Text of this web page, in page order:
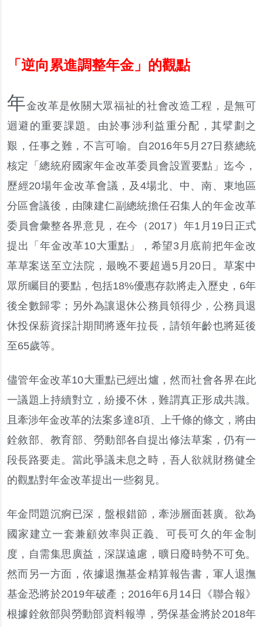
「逆向累進調整年金」的觀點
年金改革是攸關大眾福祉的社會改造工程 ， 是無可
迴避的重要課題 。 由於事涉利益重分配 ，其擘劃之
艱 ，任事之難 ，不言可喻。 自 2016年5月 27 日蔡總統
核定
「總統府國家年金改革委員會設置要點 」迄今 ，
歷經20場年金改革會議 ， 及 4場北、 中 、南、 東地區
分區會議後 ， 由陳建仁副總統擔任召集人的年金改革
委員會彙整各界意見 ， 在今 （ 2017 ） 年1 月 19 日正式
提出 「年金改革10大重點 」， 希望3月底前把年金改
革草案送至立法院 ， 最晚不要超過 5月 20 日 。 草案中
眾所矚目的要點 ， 包括18%優惠存款將走入歷史 ， 6年
後全數歸零 ； 另外為讓退休公務員領得少 ， 公務員退
休投保薪資採計期間將逐年拉長 ， 請領年齡也將延後
至65歲等。
儘管年金改革10大重點已經出爐，然而社會各界在此
一議題上持續對立，紛擾不休，難謂真正形成共識。
且牽涉年金改革的法案多達8項、上千條的條文，將由
銓敘部、教育部、勞動部各自提出修法草案，仍有一
段長路要走。當此爭議未息之時，吾人欲就財務健全
的觀點對年金改革提出一些芻見。
年金問題沉痾已深，盤根錯節，牽涉層面甚廣。欲為
國家建立一套兼顧效率與正義、可長可久的年金制
度，自需集思廣益，深謀遠慮，曠日廢時勢不可免。
然而另一方面，依據退撫基金精算報告書，軍人退撫
基金恐將於2019年破產；2016年6月14日《聯合報》
根據銓敘部與勞動部資料報導，勞保基金將於2018年